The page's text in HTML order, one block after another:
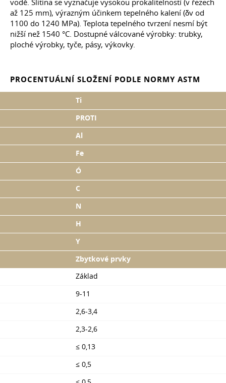
vodě. Slitina se vyznačuje vysokou prokalitelností (v řezech
až 125 mm), výrazným účinkem tepelného kalení (δv od
1100 do 1240 MPa). Teplota tepelného tvrzení nesmí být
nižší než 1540 °C. Dostupné válcované výrobky: trubky,
ploché výrobky, tyče, pásy, výkovky.
PROCENTUÁLNÍ SLOŽENÍ PODLE NORMY ASTM
Ti
PROTI
Al
Fe
Ó
C
N
H
Y
Zbytkové prvky
Základ
9-11
2,6-3,4
2,3-2,6
≤ 0,13
≤ 0,5